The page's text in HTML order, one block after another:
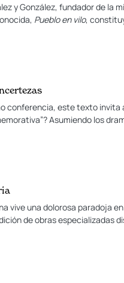
y González, fundador de
Pueblo en vilo,
conferencia, este texto invita
Asumiendo los
vive una dolorosa paradoja
de obras especializadas